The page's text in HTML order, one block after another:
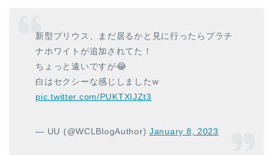
新型プリウス、まだ居るかと見に行ったらプラチ
ナホワイトが追加されてた！
ちょっと遠いですが😂
白はセクシーな感じしましたw
pic.twitter.com/PUKTXIJZt3
— UU (@WCLBlogAuthor)January 8, 2023